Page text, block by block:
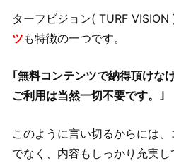
ターフビジョン( TURF VISION )
ツ も特徴の一つです。
｢無料コンテンツで納得頂けな
ご利用は当然一切不要です。｣
このように言い切るからには
でなく、内容もしっかり充実し